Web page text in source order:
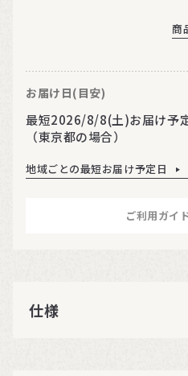
商
お届け日(目安)
最短2026/8/8(土)お届け予
（東京都の場合）
地域ごとの最短お届け予定日
ご利用ガイ
仕様